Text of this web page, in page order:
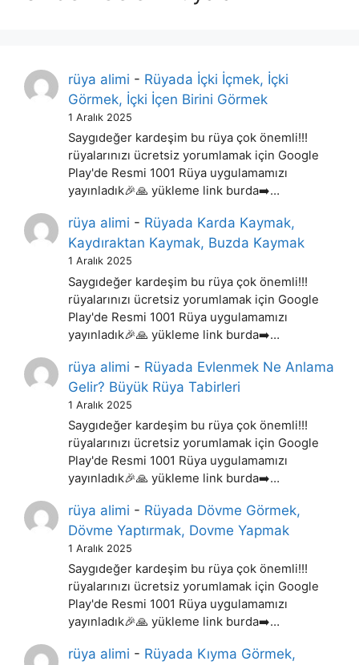
rüya alimi - Rüyada İçki İçmek, İçki
Görmek, İçki İçen Birini Görmek
1 Aralık 2025
Saygıdeğer kardeşim bu rüya çok önemli!!!
rüyalarınızı ücretsiz yorumlamak için Google
Play'de Resmi 1001 Rüya uygulamamızı
yayınladık🎉🙏 yükleme link burda➡️…
rüya alimi - Rüyada Karda Kaymak,
Kaydıraktan Kaymak, Buzda Kaymak
1 Aralık 2025
Saygıdeğer kardeşim bu rüya çok önemli!!!
rüyalarınızı ücretsiz yorumlamak için Google
Play'de Resmi 1001 Rüya uygulamamızı
yayınladık🎉🙏 yükleme link burda➡️…
rüya alimi - Rüyada Evlenmek Ne Anlama
Gelir? Büyük Rüya Tabirleri
1 Aralık 2025
Saygıdeğer kardeşim bu rüya çok önemli!!!
rüyalarınızı ücretsiz yorumlamak için Google
Play'de Resmi 1001 Rüya uygulamamızı
yayınladık🎉🙏 yükleme link burda➡️…
rüya alimi - Rüyada Dövme Görmek,
Dövme Yaptırmak, Dovme Yapmak
1 Aralık 2025
Saygıdeğer kardeşim bu rüya çok önemli!!!
rüyalarınızı ücretsiz yorumlamak için Google
Play'de Resmi 1001 Rüya uygulamamızı
yayınladık🎉🙏 yükleme link burda➡️…
rüya alimi - Rüyada Kıyma Görmek,